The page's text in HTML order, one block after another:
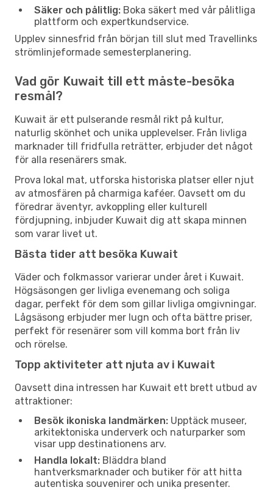
Säker och pålitlig: Boka säkert med vår pålitliga
plattform och expertkundservice.
Upplev sinnesfrid från början till slut med Travellinks
strömlinjeformade semesterplanering.
Vad gör Kuwait till ett måste-besöka
resmål?
Kuwait är ett pulserande resmål rikt på kultur,
naturlig skönhet och unika upplevelser. Från livliga
marknader till fridfulla reträtter, erbjuder det något
för alla resenärers smak.
Prova lokal mat, utforska historiska platser eller njut
av atmosfären på charmiga kaféer. Oavsett om du
föredrar äventyr, avkoppling eller kulturell
fördjupning, inbjuder Kuwait dig att skapa minnen
som varar livet ut.
Bästa tider att besöka Kuwait
Väder och folkmassor varierar under året i Kuwait.
Högsäsongen ger livliga evenemang och soliga
dagar, perfekt för dem som gillar livliga omgivningar.
Lågsäsong erbjuder mer lugn och ofta bättre priser,
perfekt för resenärer som vill komma bort från liv
och rörelse.
Topp aktiviteter att njuta av i Kuwait
Oavsett dina intressen har Kuwait ett brett utbud av
attraktioner:
Besök ikoniska landmärken: Upptäck museer,
arkitektoniska underverk och naturparker som
visar upp destinationens arv.
Handla lokalt: Bläddra bland
hantverksmarknader och butiker för att hitta
autentiska souvenirer och unika presenter.